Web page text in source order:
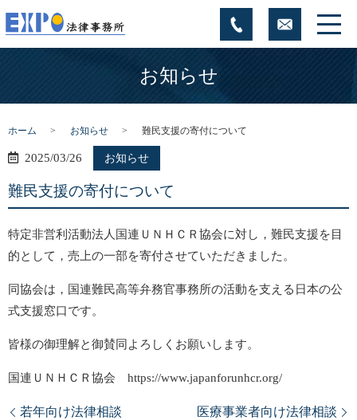
お知らせ
ホーム お知らせ 難民支援の寄付について
2025/03/26 お知らせ
難民支援の寄付について
特定非営利活動法人国連ＵＮＨＣＲ協会に対し，難民支援を目
的として，売上の一部を寄付させていただきました。
同協会は，国連難民高等弁務官事務所の活動を支える日本の公
式支援窓口です。
皆様の御理解と御賛同よろしくお願いします。
国連ＵＮＨＣＲ協会 https://www.japanforunhcr.org/
若年向け法律相談 医療事業者向け法律相談